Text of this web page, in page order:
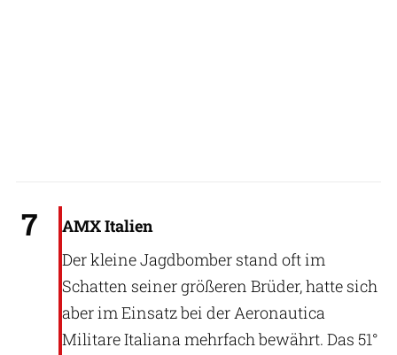
7
AMX Italien
Der kleine Jagdbomber stand oft im
Schatten seiner größeren Brüder, hatte sich
aber im Einsatz bei der Aeronautica
Militare Italiana mehrfach bewährt. Das 51°